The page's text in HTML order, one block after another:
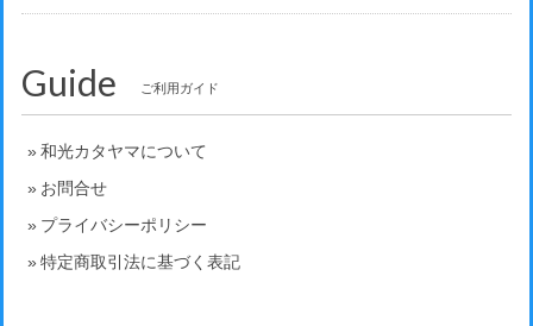
Guide ご利用ガイド
和光カタヤマについて
お問合せ
プライバシーポリシー
特定商取引法に基づく表記